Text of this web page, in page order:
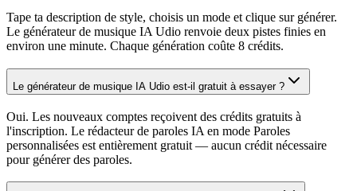
Tape ta description de style, choisis un mode et clique sur générer.
Le générateur de musique IA Udio renvoie deux pistes finies en
environ une minute. Chaque génération coûte 8 crédits.
Le générateur de musique IA Udio est-il gratuit à essayer ?
Oui. Les nouveaux comptes reçoivent des crédits gratuits à
l'inscription. Le rédacteur de paroles IA en mode Paroles
personnalisées est entièrement gratuit — aucun crédit nécessaire
pour générer des paroles.